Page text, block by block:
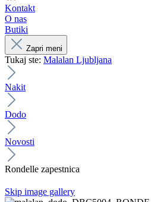
Kontakt
O nas
Butiki
Zapri meni
Tukaj ste: Malalan Ljubljana
Nakit
Dodo
Novosti
Rondelle zapestnica
Skip image gallery